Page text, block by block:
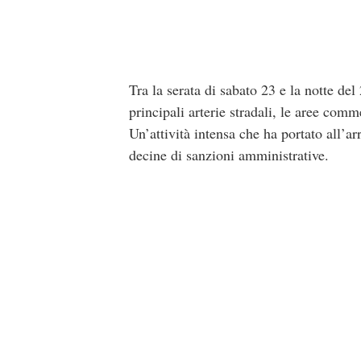
Tra la serata di sabato 23 e la notte
principali arterie stradali, le aree
Un’attività intensa che ha portato
decine di sanzioni amministrative.